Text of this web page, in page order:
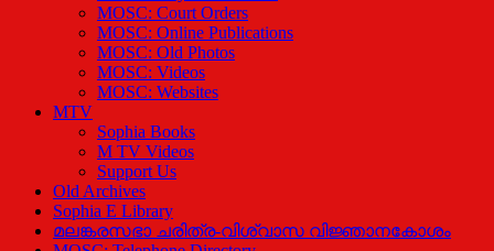
MOSC: Court Orders
MOSC: Online Publications
MOSC: Old Photos
MOSC: Videos
MOSC: Websites
MTV
Sophia Books
M TV Videos
Support Us
Old Archives
Sophia E Library
മലങ്കരസഭാ ചരിത്ര-വിശ്വാസ വിജ്ഞാനകോശം